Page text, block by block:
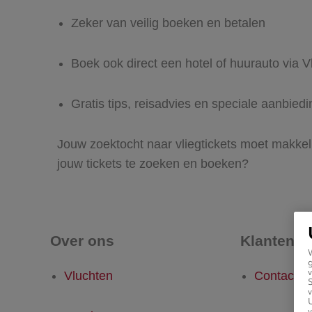
Zeker van veilig boeken en betalen
Boek ook direct een hotel of huurauto via
Gratis tips, reisadvies en speciale
Jouw zoektocht naar vliegtickets moet
jouw tickets te zoeken en boeken?
Over ons
Vluchten Contact